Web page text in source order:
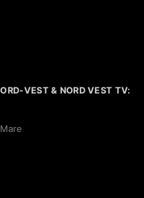
VEST & NORD VEST TV: